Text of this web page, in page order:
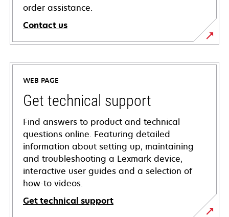
order assistance.
Contact us
WEB PAGE
Get technical support
Find answers to product and technical
questions online. Featuring detailed
information about setting up, maintaining
and troubleshooting a Lexmark device,
interactive user guides and a selection of
how-to videos.
Get technical support